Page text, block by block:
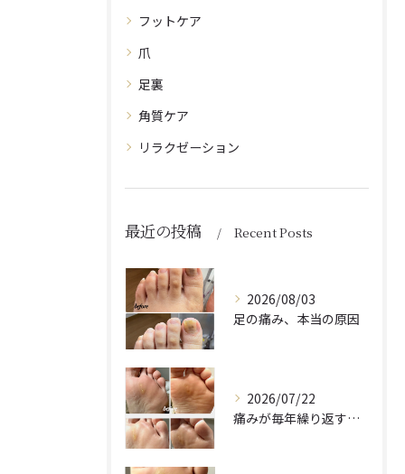
フットケア
爪
足裏
角質ケア
リラクゼーション
最近の投稿 Recent Posts
2026/08/03
足の痛み、本当の原因
2026/07/22
痛みが毎年繰り返す理由